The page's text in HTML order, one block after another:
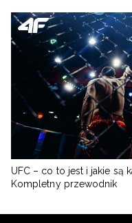
sylwetkę.
Jak nosić czarne
athleisure
Czarne legginsy sportowe
treningu.Będą też świetną
stylu
. Zainspiruj się stylem
legginsy 4F na luzie, z dużą
, sneakersami i
postaw na sprawdzony duet:
komfortowy set możesz
sportowymi za kostkę, np. w
UFC – co to jest i jakie są
Kompletny przewodnik